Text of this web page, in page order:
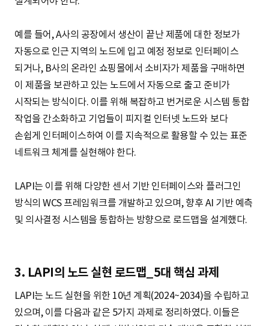
예를 들어, A사의 공장에서 생산이 끝난 제품에 대한 정보가
자동으로 인근 지역의 노드에 입고 예정 정보로 인터페이스
되거나, B사의 온라인 쇼핑몰에서 소비자가 제품을 구매하면
이 제품을 보관하고 있는 노드에서 자동으로 출고 준비가
시작되는 방식이다. 이를 위해 복잡하고 번거로운 시스템 통합
작업을 간소화하고 기업들이 피지컬 인터넷 노드와 보다
손쉽게 인터페이스하여 이를 지속적으로 활용할 수 있는 표준
네트워크 체계를 실현해야 한다.
LAPI는 이를 위해 다양한 센서 기반 인터페이스와 플러그인
방식의 WCS 프레임워크를 개발하고 있으며, 향후 AI 기반 예측
및 의사결정 시스템을 통합하는 방향으로 로드맵을 설계했다.
3. LAPI의 노드 실현 로드맵_5대 핵심 과제
LAPI는 노드 실현을 위한 10년 계획(2024~2034)을 수립하고
있으며, 이를 다음과 같은 5가지 과제로 정리하였다. 이들은